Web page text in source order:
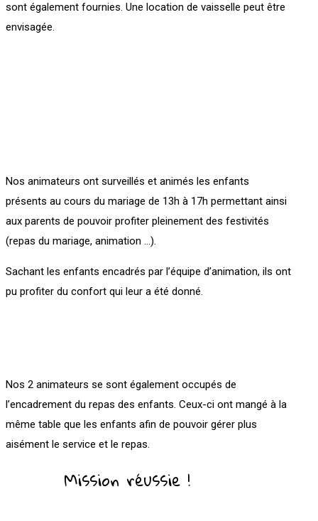
sont également fournies. Une location de vaisselle peut être
envisagée.
Nos animateurs ont surveillés et animés les enfants
présents au cours du mariage de 13h à 17h permettant ainsi
aux parents de pouvoir profiter pleinement des festivités
(repas du mariage, animation …).
Sachant les enfants encadrés par l’équipe d’animation, ils ont
pu profiter du confort qui leur a été donné.
Nos 2 animateurs se sont également occupés de
l’encadrement du repas des enfants. Ceux-ci ont mangé à la
même table que les enfants afin de pouvoir gérer plus
aisément le service et le repas.
Mission réussie !